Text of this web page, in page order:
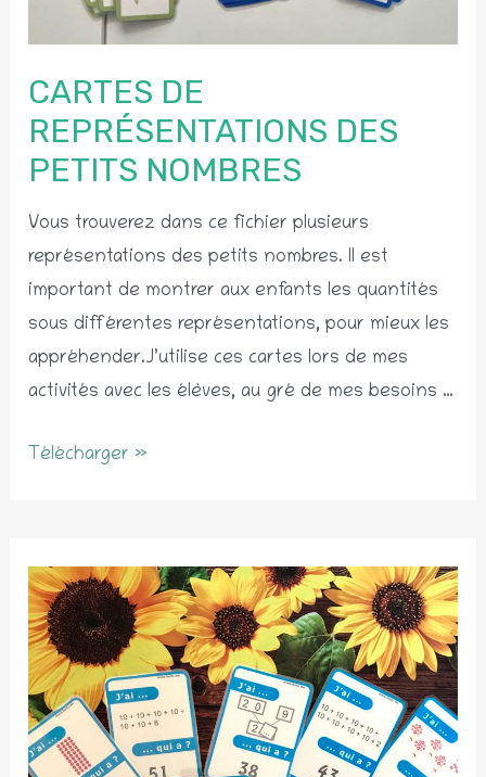
CARTES DE
REPRÉSENTATIONS DES
PETITS NOMBRES
Vous trouverez dans ce fichier plusieurs
représentations des petits nombres. Il est
important de montrer aux enfants les quantités
sous différentes représentations, pour mieux les
appréhender.J’utilise ces cartes lors de mes
activités avec les élèves, au gré de mes besoins …
Cartes
petits
nombres
Télécharger »